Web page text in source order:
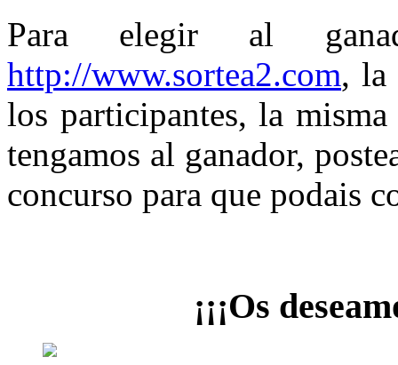
Para elegir al
http://www.sortea2.com, la
los participantes, la
tengamos al ganador,
concurso para que podais
¡¡¡Os